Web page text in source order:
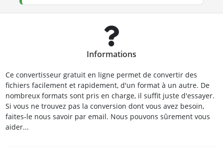
Informations
Ce convertisseur gratuit en ligne permet de convertir des
fichiers facilement et rapidement, d'un format à un autre. De
nombreux formats sont pris en charge, il suffit juste d'essayer.
Si vous ne trouvez pas la conversion dont vous avez besoin,
faites-le nous savoir par email. Nous pouvons sûrement vous
aider...